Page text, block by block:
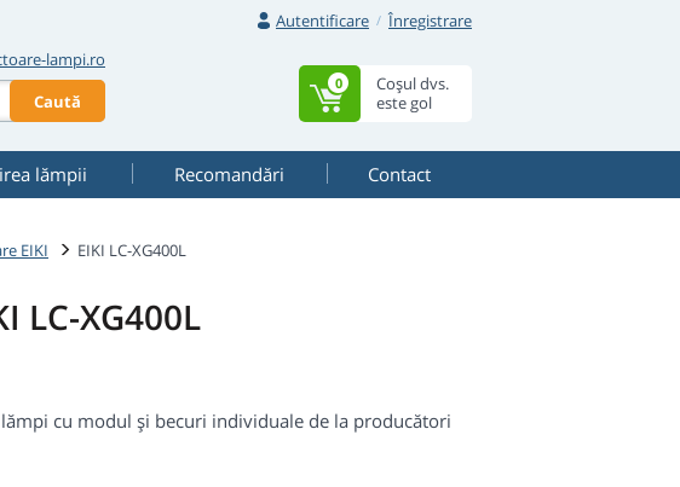
Autentificare
Înregistrare
lampi.ro
Caută
Coșul dvs.
este gol
0
lămpii Recomandări Contact
EIKI EIKI LC-XG400L
LC-XG400L
cu modul și becuri individuale de la producători